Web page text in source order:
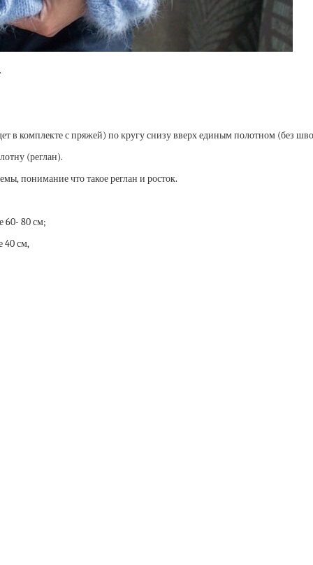
в комплекте с пряжей) по кругу снизу вверх единым полотном (без
(реглан).
понимание что такое реглан и росток.
60- 80 см;
40 см,